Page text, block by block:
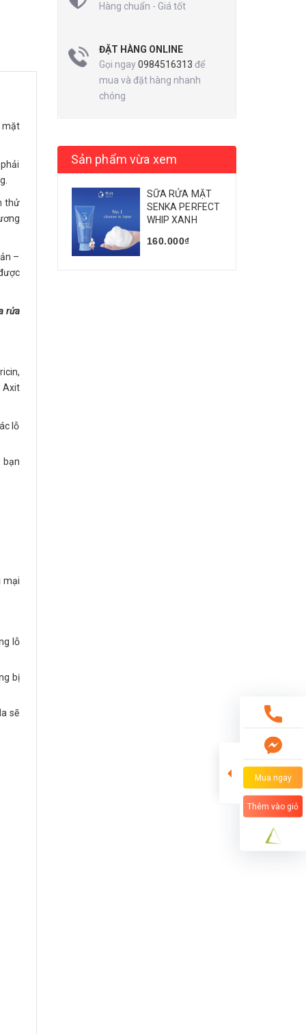
mặt
thử
–
rửa
Axit
lỗ
bạn
mại
lỗ
bị
sẽ
Hàng chuẩn - Giá tốt
ĐẶT HÀNG ONLINE
Gọi ngay0984516313 để
mua và đặt hàng nhanh
chóng
Sản phẩm vừa xem
SỮA RỬA MẶT
SENKA PERFECT
WHIP XANH
160.000₫
Mua ngay
Thêm vào giỏ